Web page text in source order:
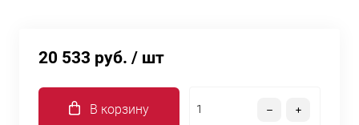
20 533 руб. / шт
В корзину